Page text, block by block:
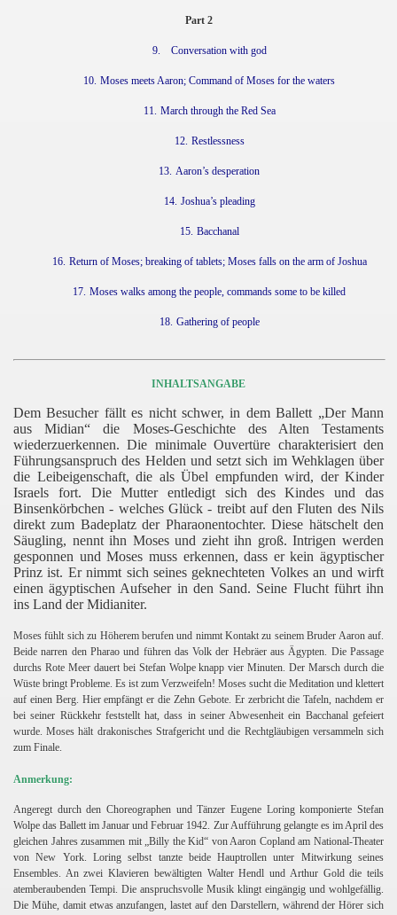
Part 2
9. Conversation with god
10. Moses meets Aaron; Command of Moses for the waters
11. March through the Red Sea
12. Restlessness
13. Aaron’s desperation
14. Joshua’s pleading
15. Bacchanal
16. Return of Moses; breaking of tablets; Moses falls on the arm of Joshua
17. Moses walks among the people, commands some to be killed
18. Gathering of people
INHALTSANGABE
Dem Besucher fällt es nicht schwer, in dem Ballett „Der Mann
aus Midian“ die Moses-Geschichte des Alten Testaments
wiederzuerkennen. Die minimale Ouvertüre charakterisiert den
Führungsanspruch des Helden und setzt sich im Wehklagen über
die Leibeigenschaft, die als Übel empfunden wird, der Kinder
Israels fort. Die Mutter entledigt sich des Kindes und das
Binsenkörbchen - welches Glück - treibt auf den Fluten des Nils
direkt zum Badeplatz der Pharaonentochter. Diese hätschelt den
Säugling, nennt ihn Moses und zieht ihn groß. Intrigen werden
gesponnen und Moses muss erkennen, dass er kein ägyptischer
Prinz ist. Er nimmt sich seines geknechteten Volkes an und wirft
einen ägyptischen Aufseher in den Sand. Seine Flucht führt ihn
ins Land der Midianiter.
Moses fühlt sich zu Höherem berufen und nimmt Kontakt zu seinem Bruder Aaron auf.
Beide narren den Pharao und führen das Volk der Hebräer aus Ägypten. Die Passage
durchs Rote Meer dauert bei Stefan Wolpe knapp vier Minuten. Der Marsch durch die
Wüste bringt Probleme. Es ist zum Verzweifeln! Moses sucht die Meditation und klettert
auf einen Berg. Hier empfängt er die Zehn Gebote. Er zerbricht die Tafeln, nachdem er
bei seiner Rückkehr feststellt hat, dass in seiner Abwesenheit ein Bacchanal gefeiert
wurde. Moses hält drakonisches Strafgericht und die Rechtgläubigen versammeln sich
zum Finale.
Anmerkung:
Angeregt durch den Choreographen und Tänzer Eugene Loring komponierte Stefan
Wolpe das Ballett im Januar und Februar 1942. Zur Aufführung gelangte es im April des
gleichen Jahres zusammen mit „Billy the Kid“ von Aaron Copland am National-Theater
von New York. Loring selbst tanzte beide Hauptrollen unter Mitwirkung seines
Ensembles. An zwei Klavieren bewältigten Walter Hendl und Arthur Gold die teils
atemberaubenden Tempi. Die anspruchsvolle Musik klingt eingängig und wohlgefällig.
Die Mühe, damit etwas anzufangen, lastet auf den Darstellern, während der Hörer sich